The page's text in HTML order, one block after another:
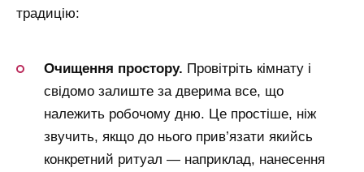
традицію:
Очищення простору. Провітріть кімнату і
свідомо залиште за дверима все, що
належить робочому дню. Це простіше, ніж
звучить, якщо до нього прив’язати якийсь
конкретний ритуал — наприклад, нанесення